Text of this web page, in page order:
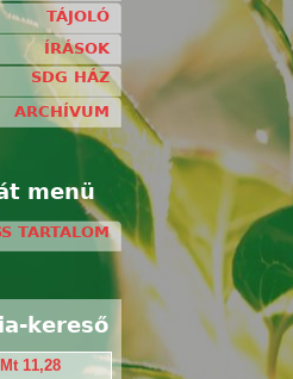
TÁJOLÓ
ÍRÁSOK
SDG HÁZ
ARCHÍVUM
menü
TARTALOM
kereső